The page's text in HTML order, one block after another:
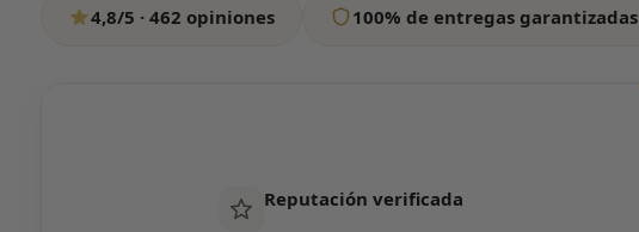
Todos los días de 12:00 a 20:00
4,8/5 · 462 opiniones 100% de entregas garantizadas
Reputación verificada